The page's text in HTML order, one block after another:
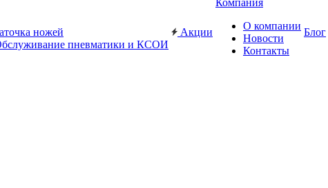
ножей
пневматики и КСОИ
Акции
Компания
О компании
Новости
Контакты
Блог